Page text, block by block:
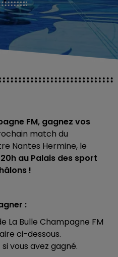
FM, gagnez vos
match du
Nantes Hermine, le
au Palais des sport
!
:
La Bulle Champagne FM
ci-dessous.
vous avez gagné.